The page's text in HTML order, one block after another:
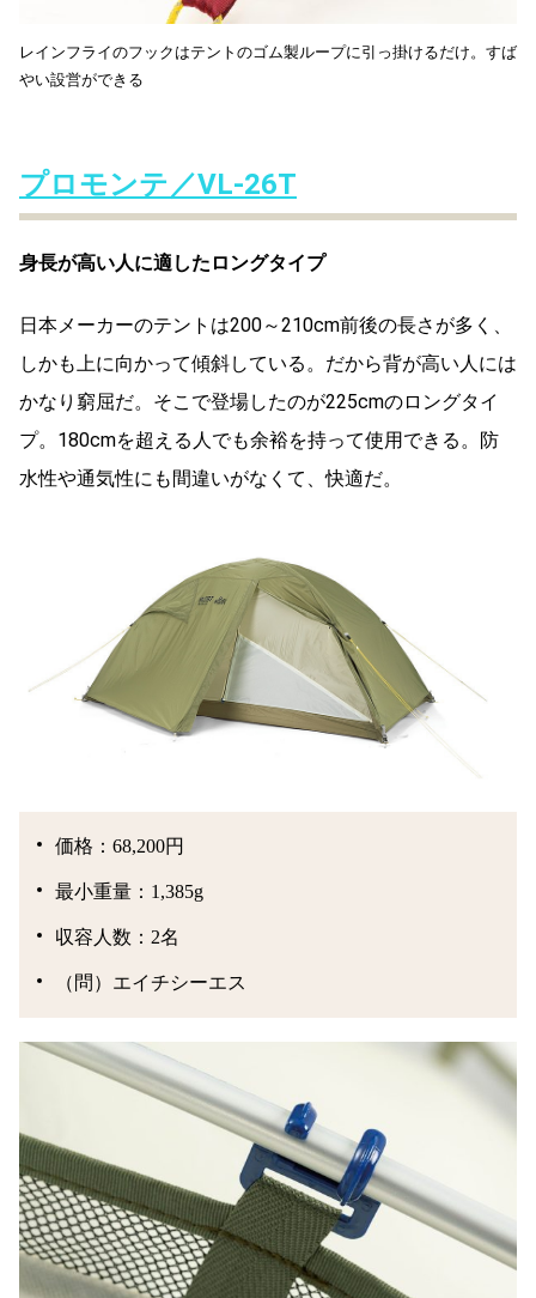
レインフライのフックはテントのゴム製ループに引っ掛けるだけ。すば
やい設営ができる
プロモンテ／VL-26T
身長が高い人に適したロングタイプ
日本メーカーのテントは200～210cm前後の長さが多く、
しかも上に向かって傾斜している。だから背が高い人には
かなり窮屈だ。そこで登場したのが225cmのロングタイ
プ。180cmを超える人でも余裕を持って使用できる。防
水性や通気性にも間違いがなくて、快適だ。
価格：68,200円
最小重量：1,385g
収容人数：2名
（問）エイチシーエス